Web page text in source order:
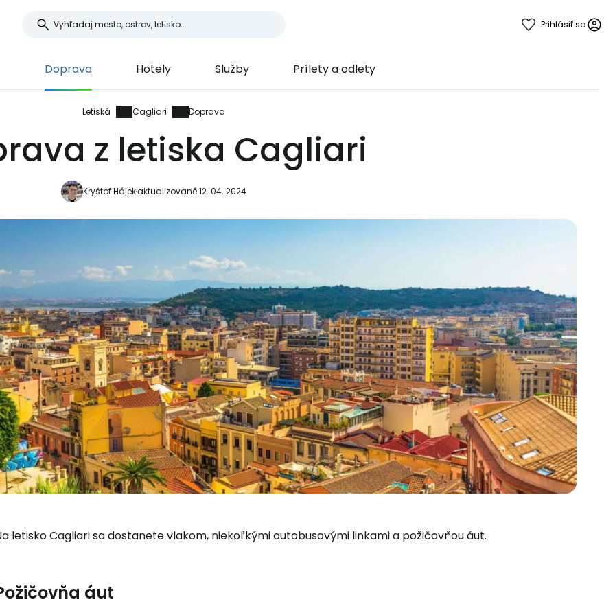
Prihlásiť sa
Doprava Hotely Služby Prílety a odlety
Letiská Cagliari Doprava
z letiska Cagliari
Kryštof Hájekaktualizované 12. 04. 2024
letisko Cagliari sa dostanete vlakom, niekoľkými autobusovými linkami a požičovňou áut.
áut